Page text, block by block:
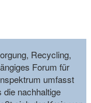
Recycling,
Forum für
umfasst
die nachhaltige